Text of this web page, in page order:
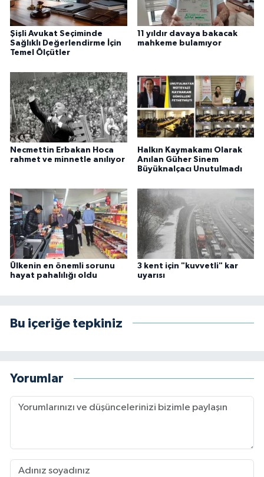
Şişli Avukat Seçiminde
Sağlıklı Değerlendirme İçin
Temel Ölçütler
11 yıldır davaya bakacak
mahkeme bulamıyor
Necmettin Erbakan Hoca
rahmet ve minnetle anılıyor
Halkın Kaymakamı Olarak
Anılan Güher Sinem
Büyüknalçacı Unutulmadı
Ülkenin en önemli sorunu
hayat pahalılığı oldu
3 kent için "kuvvetli" kar
uyarısı
Bu içeriğe tepkiniz
Yorumlar